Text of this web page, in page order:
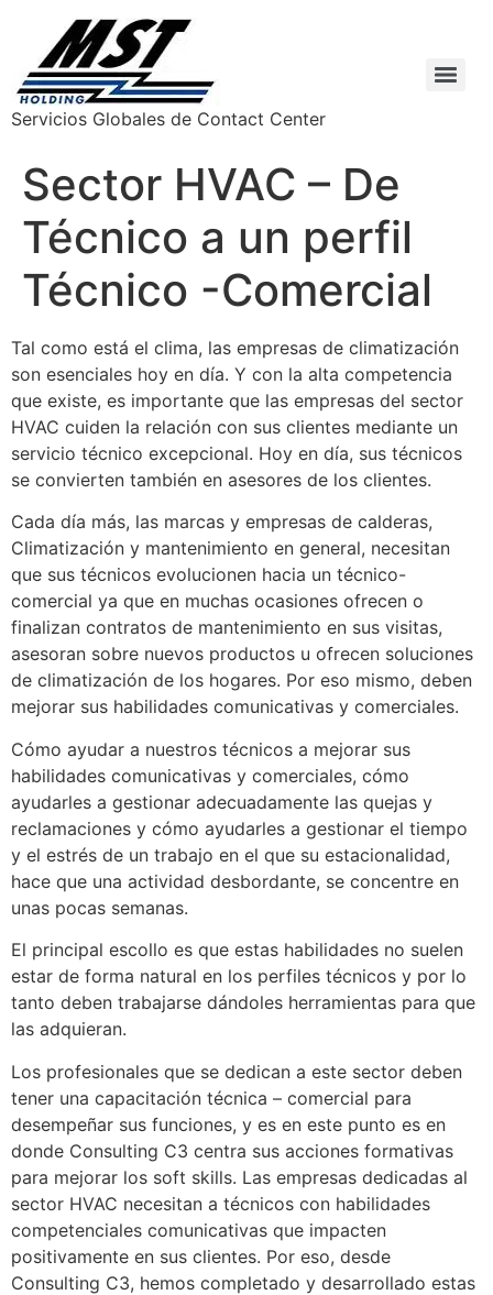
Servicios Globales de Contact Center
Sector HVAC – De
Técnico a un perfil
Técnico -Comercial
Tal como está el clima, las empresas de climatización
son esenciales hoy en día. Y con la alta competencia
que existe, es importante que las empresas del sector
HVAC cuiden la relación con sus clientes mediante un
servicio técnico excepcional. Hoy en día, sus técnicos
se convierten también en asesores de los clientes.
Cada día más, las marcas y empresas de calderas,
Climatización y mantenimiento en general, necesitan
que sus técnicos evolucionen hacia un técnico-
comercial ya que en muchas ocasiones ofrecen o
finalizan contratos de mantenimiento en sus visitas,
asesoran sobre nuevos productos u ofrecen soluciones
de climatización de los hogares. Por eso mismo, deben
mejorar sus habilidades comunicativas y comerciales.
Cómo ayudar a nuestros técnicos a mejorar sus
habilidades comunicativas y comerciales, cómo
ayudarles a gestionar adecuadamente las quejas y
reclamaciones y cómo ayudarles a gestionar el tiempo
y el estrés de un trabajo en el que su estacionalidad,
hace que una actividad desbordante, se concentre en
unas pocas semanas.
El principal escollo es que estas habilidades no suelen
estar de forma natural en los perfiles técnicos y por lo
tanto deben trabajarse dándoles herramientas para que
las adquieran.
Los profesionales que se dedican a este sector deben
tener una capacitación técnica – comercial para
desempeñar sus funciones, y es en este punto es en
donde Consulting C3 centra sus acciones formativas
para mejorar los soft skills. Las empresas dedicadas al
sector HVAC necesitan a técnicos con habilidades
competenciales comunicativas que impacten
positivamente en sus clientes. Por eso, desde
Consulting C3, hemos completado y desarrollado estas